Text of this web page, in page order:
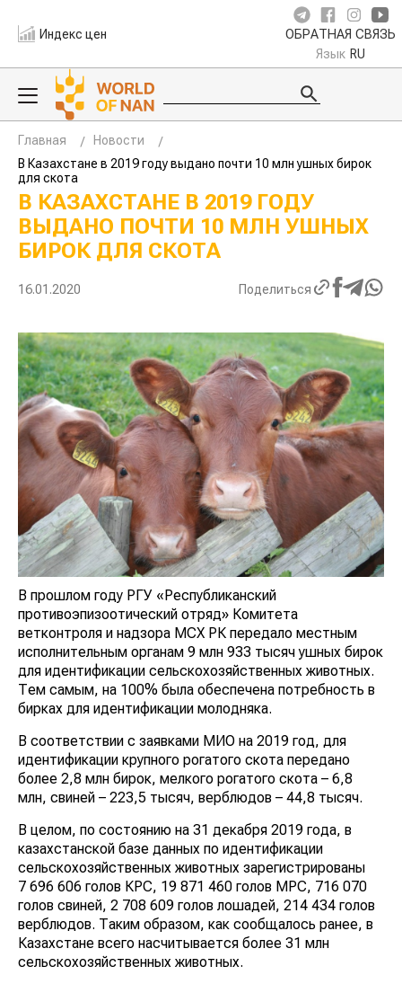
Индекс цен ОБРАТНАЯ СВЯЗЬ
Язык RU
Главная
Новости
В Казахстане в 2019 году выдано почти 10 млн ушных
бирок для скота
В КАЗАХСТАНЕ В 2019 ГОДУ
ВЫДАНО ПОЧТИ 10 МЛН УШНЫХ
БИРОК ДЛЯ СКОТА
16.01.2020 Поделиться
В прошлом году РГУ «Республиканский
противоэпизоотический отряд» Комитета ветконтроля
и надзора МСХ РК передало местным
исполнительным органам 9 млн 933 тысяч ушных
бирок для идентификации сельскохозяйственных
животных. Тем самым, на 100% была обеспечена
потребность в бирках для идентификации молодняка.
В соответствии с заявками МИО на 2019 год, для
идентификации крупного рогатого скота передано
более 2,8 млн бирок, мелкого рогатого скота – 6,8 млн,
свиней – 223,5 тысяч, верблюдов – 44,8 тысяч.
В целом, по состоянию на 31 декабря 2019 года, в
казахстанской базе данных по идентификации
сельскохозяйственных животных зарегистрированы
7 696 606 голов КРС, 19 871 460 голов МРС, 716 070
голов свиней, 2 708 609 голов лошадей, 214 434 голов
верблюдов. Таким образом, как сообщалось ранее, в
Казахстане всего насчитывается более 31 млн
сельскохозяйственных животных.